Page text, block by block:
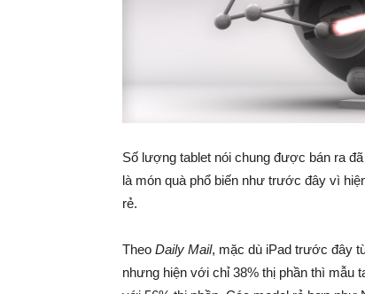
Số lượng tablet nói chung được bán ra
là món quà phổ biến như trước đây vì
rẻ.
Theo Daily Mail, mặc dù iPad trước đây
nhưng hiện với chỉ 38% thị phần thì mẫu